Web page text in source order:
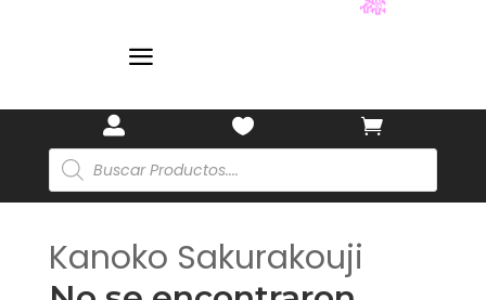
a
 

Búsqueda
de
productos
Kanoko Sakurakouji
🎋